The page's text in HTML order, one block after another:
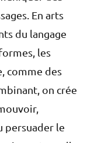
En arts
du langage
les
comme des
on crée
persuader le